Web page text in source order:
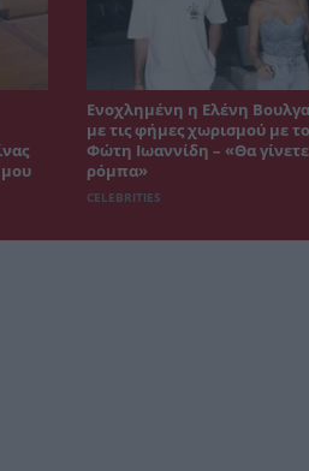
μου
Ενοχλημένη η Ελένη
με τις φήμες χωρισμού με
Φώτη Ιωαννίδη – «Θα γίνετε
ρόμπα»
CELEBRITIES